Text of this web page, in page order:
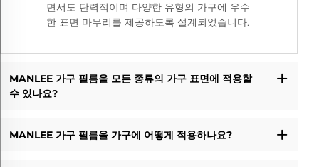
면서도 탄력적이며 다양한 유형의 가구에 우수
한 표면 마무리를 제공하도록 설계되었습니다.
MANLEE 가구 필름을 모든 종류의 가구 표면에 적용할
수 있나요?
MANLEE 가구 필름을 가구에 어떻게 적용하나요?